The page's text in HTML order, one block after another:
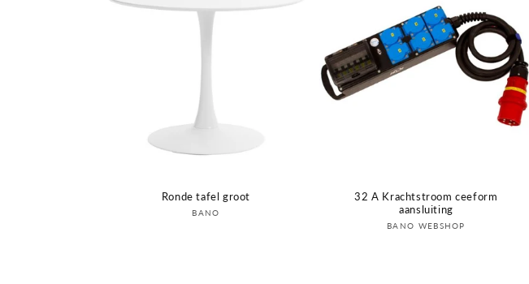
Ronde tafel groot
Verkoper:
BANO
32 A Krachtstroom ceeform
aansluiting
Verkoper:
BANO WEBSHOP